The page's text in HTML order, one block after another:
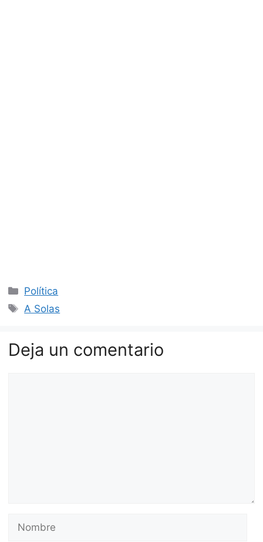
Categorías
Política
Etiquetas
A Solas
Deja un comentario